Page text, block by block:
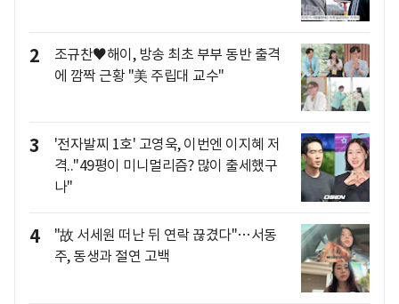
2
조규찬♥해이, 방송 최초 부부 동반 출격
에 깜짝 근황 "美 주립대 교수"
3
'전자발찌 1호' 고영욱, 이번엔 이지혜 저
격.."49평이 미니멀리즘? 많이 출세했구
나"
4
"故 서세원 떠난 뒤 연락 끊겼다"…서동
주, 동생과 절연 고백